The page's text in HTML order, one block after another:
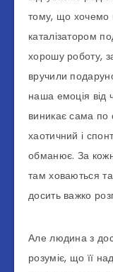
тому, що хочемо
каталізатором
хорошу роботу,
вручили
наша емоція від
виникає сама
хаотичний і
обманює. За
там ховаються
досить важко
Але людина з
розуміє, що її